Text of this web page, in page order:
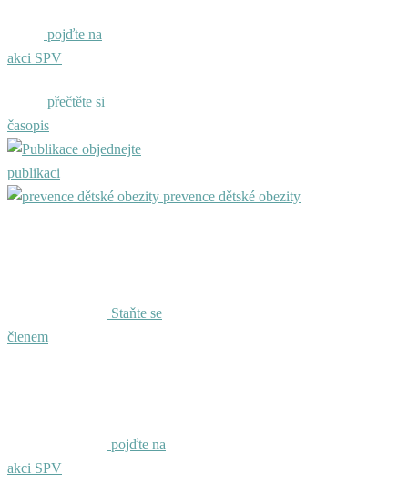
pojďte na
akci SPV
přečtěte si
časopis
objednejte
publikaci
prevence dětské obezity
Staňte se
členem
pojďte na
akci SPV